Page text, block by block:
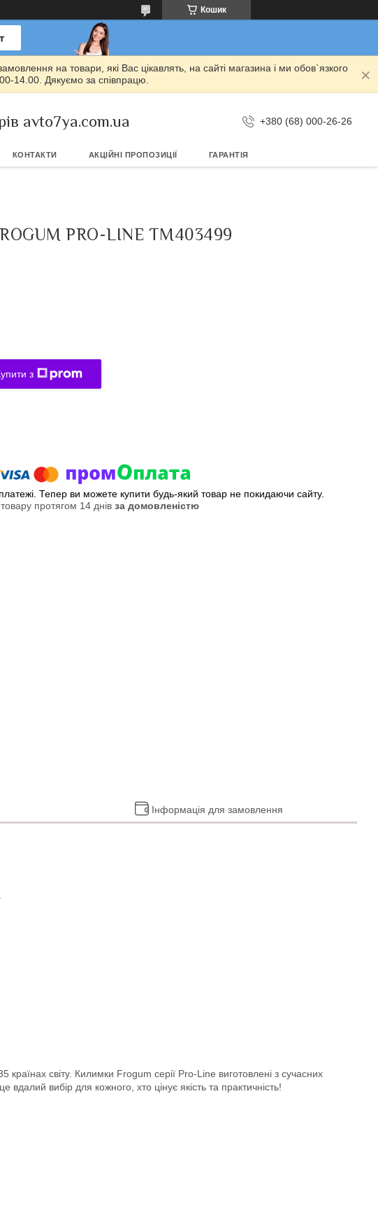
Кошик
на товари, які Вас цікавлять, на сайті магазина і ми обов`язкого
14.00. Дякуємо за співпрацю.
avto7ya.com.ua +380 (68) 000-26-26
КОНТАКТИ АКЦІЙНІ ПРОПОЗИЦІЇ ГАРАНТІЯ
PRO-LINE TM403499
з
Тепер ви можете купити будь-який товар не покидаючи сайту.
протягом 14 днів за домовленістю
Інформація для замовлення
світу. Килимки Frogum серії Pro-Line виготовлені з сучасних
вибір для кожного, хто цінує якість та практичність!